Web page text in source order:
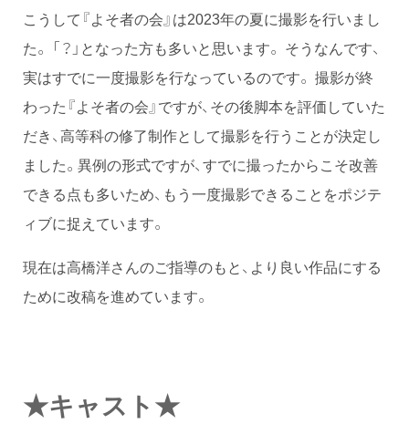
こうして『よそ者の会』は2023年の夏に撮影を行いまし
た。 「？」となった方も多いと思います。 そうなんです、
実はすでに一度撮影を行なっているのです。 撮影が終
わった『よそ者の会』ですが、その後脚本を評価していた
だき、高等科の修了制作として撮影を行うことが決定し
ました。異例の形式ですが、すでに撮ったからこそ改善
できる点も多いため、もう一度撮影できることをポジテ
ィブに捉えています。
現在は高橋洋さんのご指導のもと、より良い作品にする
ために改稿を進めています。
★キャスト★